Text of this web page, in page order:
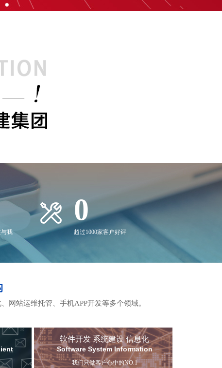
与我
0
超过1000家客户好评
网站运维托管、手机APP开发等多个领域。
软件开发 系统建设 信息化
Software System Information
我们只做客户心中的NO.1